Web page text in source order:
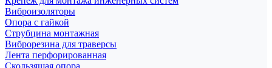
Виброизоляторы
Опора с гайкой
Струбцина монтажная
Виброрезина для траверсы
Лента перфорированная
Скользящая опора